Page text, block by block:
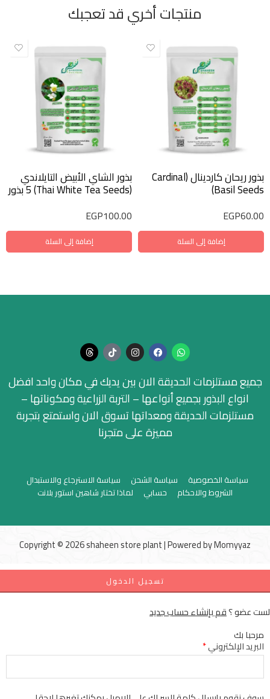
منتجات أخري قد تعجبك
بذور ريحان كاردينال (Cardinal
Basil Seeds)
EGP60.00
إضافة إلى السلة
بذور الشاي الأبيض التايلاندي
(Thai White Tea Seeds) 5 بذور
EGP100.00
إضافة إلى السلة
جميع مستلزمات الحديقة الان بين يديك في مكان واحد افضل
انواع البذور بجميع أنواعها – التربة الزراعية ومكوناتها –
مستلزمات الحديقة ومعداتها تسوق الان واستمتع بتجربة
مميزة على متجرنا
سياسة الخصوصية سياسة الشحن
سياسة الاسترجاع والاستبدال
الشروط والاحكام
حسابي لماذا تختار شاهين استور بلانت
Copyright © 2026 shaheen store plant | Powered byMomyyaz
تسجيل الدخول
لست عضو ؟قم بإنشاء حساب جديد
مرحبا بك
البريد الإلكتروني*